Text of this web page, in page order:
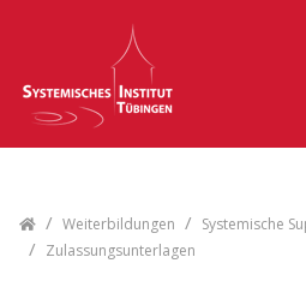
Skip navigation
Weiterbildungen
Systemische
Zulassungsunterlagen